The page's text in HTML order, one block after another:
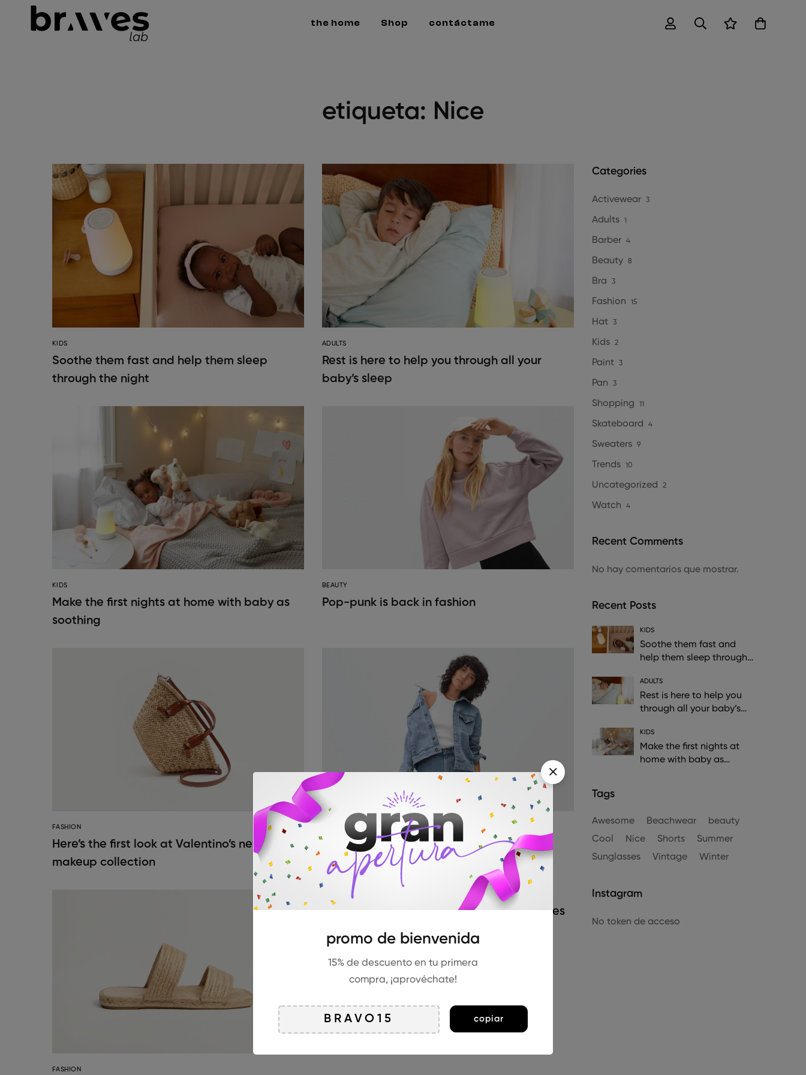
the home Shop contáctame
etiqueta: Nice
KIDS
Soothe them fast and help them sleep
through the night
ADULTS
Rest is here to help you through all your
baby’s sleep
KIDS
Make the first nights at home with baby as
soothing
BEAUTY
Pop-punk is back in fashion
FASHION
Here’s the first look at Valentino’s new
makeup collection
FASHION
Fully embrace the return of ’90s fashion
FASHION
FASHION
The next generation of leather alternatives
Categories
Activewear 3
Adults 1
Barber 4
Beauty 8
Bra 3
Fashion 15
Hat 3
Kids 2
Paint 3
Pan 3
Shopping 11
Skateboard 4
Sweaters 9
Trends 10
Uncategorized 2
Watch 4
Recent Comments
No hay comentarios que mostrar.
Recent Posts
KIDS
Soothe them fast and
help them sleep through
ADULTS
Rest is here to help you
through all your baby’s
KIDS
Make the first nights at
home with baby as
Tags
Awesome Beachwear
beauty
Cool
Nice Shorts
Summer
Sunglasses
Vintage Winter
Instagram
No token de acceso
promo de bienvenida
15% de descuento en tu primera
compra, ¡aprovéchate!
copiar